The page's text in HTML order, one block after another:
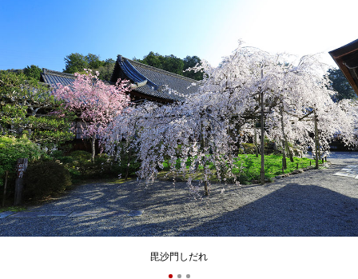
毘沙門しだれ